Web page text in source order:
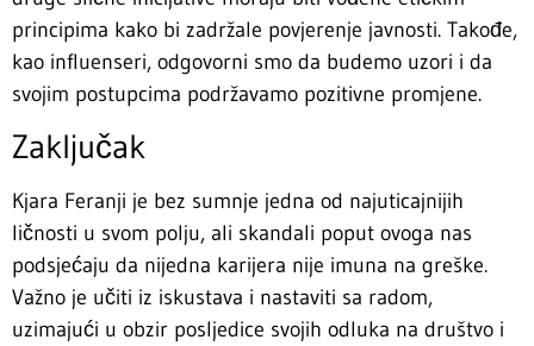
principima kako bi zadržale povjerenje javnosti. Takođe,
kao influenseri, odgovorni smo da budemo uzori i da
svojim postupcima podržavamo pozitivne promjene.
Zaključak
Kjara Feranji je bez sumnje jedna od najuticajnijih
ličnosti u svom polju, ali skandali poput ovoga nas
podsjećaju da nijedna karijera nije imuna na greške.
Važno je učiti iz iskustava i nastaviti sa radom,
uzimajući u obzir posljedice svojih odluka na društvo i